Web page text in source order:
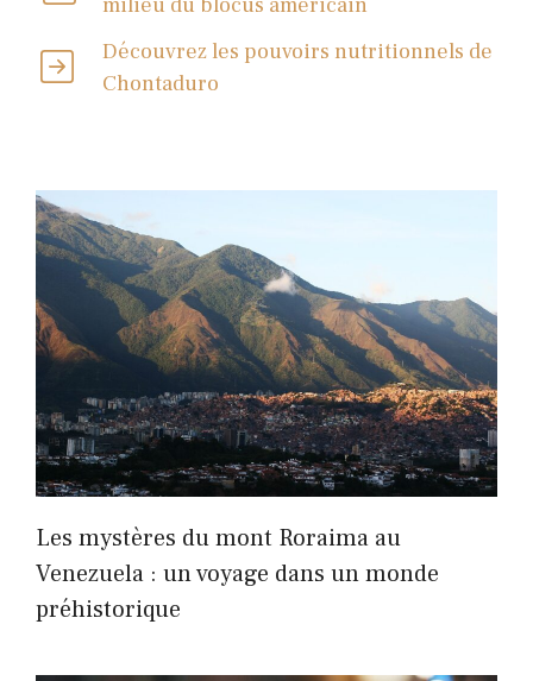
Découvrez les pouvoirs nutritionnels de
Chontaduro
Les mystères du mont Roraima au
Venezuela : un voyage dans un monde
préhistorique